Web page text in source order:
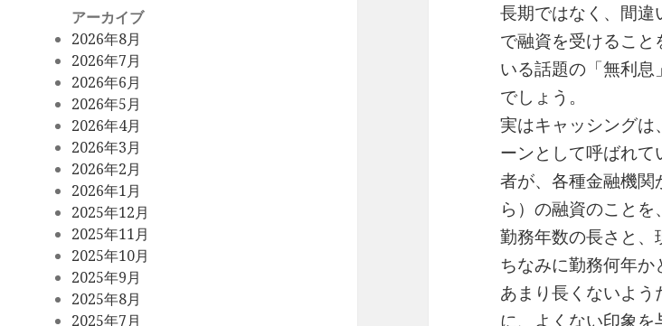
アーカイブ
2026年8月
2026年7月
2026年6月
2026年5月
2026年4月
2026年3月
2026年2月
2026年1月
2025年12月
2025年11月
2025年10月
2025年9月
2025年8月
2025年7月
長期ではなく、間
で融資を受けるこ
いる話題の「無利
でしょう。
実はキャッシングは
ーンとして呼ばれ
者が、各種金融機
ら）の融資のことを
勤務年数の長さと、
ちなみに勤務何年
あまり長くないよ
に、よくない印象を